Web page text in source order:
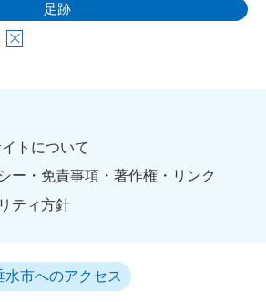
足跡
トについて
ー・免責事項・著作権・リンク
ティ方針
水市へのアクセス